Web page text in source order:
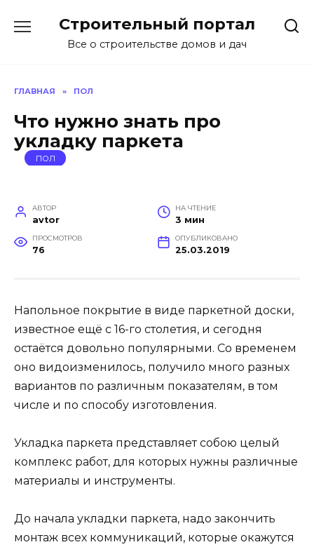
содержанию
Строительный портал
Все о строительстве домов и дач
ГЛАВНАЯ » ПОЛ
Что нужно знать про
укладку паркета
ПОЛ
АВТОР
avtor
НА ЧТЕНИЕ
3 мин
ПРОСМОТРОВ
76
ОПУБЛИКОВАНО
25.03.2019
Напольное покрытие в виде паркетной доски,
известное ещё с 16-го столетия, и сегодня
остаётся довольно популярными. Со временем
оно видоизменилось, получило много разных
вариантов по различным показателям, в том
числе и по способу изготовления.
Укладка паркета представляет собою целый
комплекс работ, для которых нужны различные
материалы и инструменты.
До начала укладки паркета, надо закончить
монтаж всех коммуникаций, которые окажутся